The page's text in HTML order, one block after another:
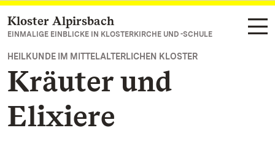
Zum Hauptinhalt springen
Kloster Alpirsbach
EINMALIGE EINBLICKE IN KLOSTERKIRCHE UND -SCHULE
HEILKUNDE IM MITTELALTERLICHEN KLOSTER
Kräuter und
Elixiere